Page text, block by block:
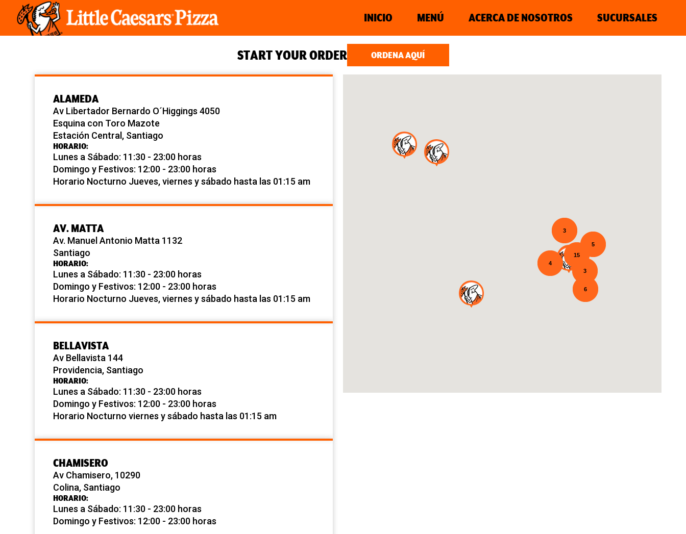
INICIO MENÚ ACERCA DE NOSOTROS SUCURSALES
START YOUR ORDER ORDENA AQUÍ
ALAMEDA
Av Libertador Bernardo O´Higgings 4050
Esquina con Toro Mazote
Estación Central, Santiago
HORARIO:
Lunes a Sábado: 11:30 - 23:00 horas
Domingo y Festivos: 12:00 - 23:00 horas
Horario Nocturno Jueves, viernes y sábado hasta las 01:15 am
AV. MATTA
Av. Manuel Antonio Matta 1132
Santiago
HORARIO:
Lunes a Sábado: 11:30 - 23:00 horas
Domingo y Festivos: 12:00 - 23:00 horas
Horario Nocturno Jueves, viernes y sábado hasta las 01:15 am
BELLAVISTA
Av Bellavista 144
Providencia, Santiago
HORARIO:
Lunes a Sábado: 11:30 - 23:00 horas
Domingo y Festivos: 12:00 - 23:00 horas
Horario Nocturno viernes y sábado hasta las 01:15 am
CHAMISERO
Av Chamisero, 10290
Colina, Santiago
HORARIO:
Lunes a Sábado: 11:30 - 23:00 horas
Domingo y Festivos: 12:00 - 23:00 horas
15
4
5
3
6
3